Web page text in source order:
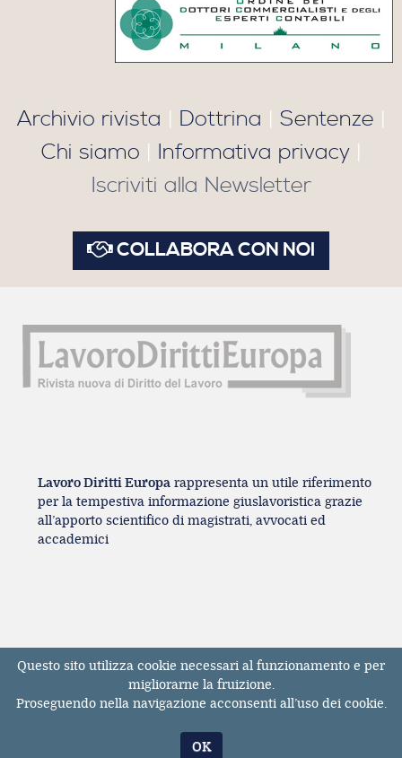
Archivio rivista | Dottrina | Sentenze |
Chi siamo | Informativa privacy|
Iscriviti alla Newsletter
COLLABORA CON NOI
Lavoro Diritti Europa rappresenta un utile riferimento
per la tempestiva informazione giuslavoristica grazie
all’apporto scientifico di magistrati, avvocati ed
accademici
Registrazione Tribunale di Milano n° 131131
dell'11/04/2017
ISSN 2611-3783
© Tutti i diritti riservati. E' vietata la riproduzione,
anche parziale, dei contenuti pubblicati sul sito
Questo sito utilizza cookie necessari al funzionamento e per
migliorarne la fruizione.
Proseguendo nella navigazione acconsenti all’uso dei cookie.
OK